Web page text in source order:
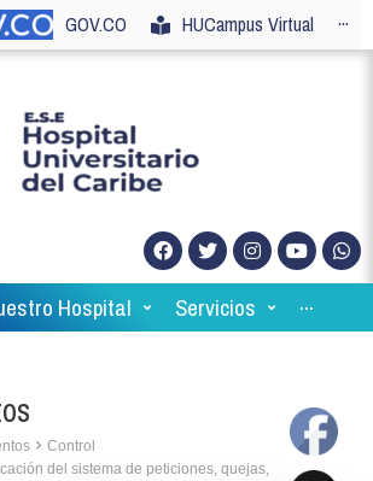
GOV.CO HUCampus Virtual ···
Hospital Servicios ···
Control
del sistema de peticiones, quejas,